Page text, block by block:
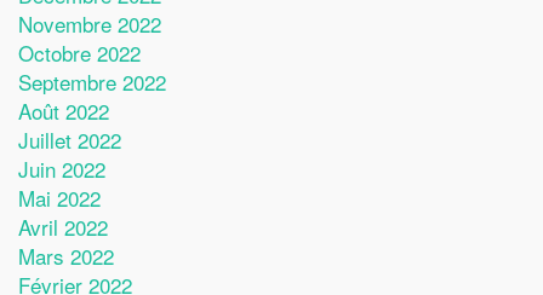
Novembre 2022
Octobre 2022
Septembre 2022
Août 2022
Juillet 2022
Juin 2022
Mai 2022
Avril 2022
Mars 2022
Février 2022